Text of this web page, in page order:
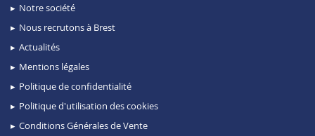
Notre société
Nous recrutons à Brest
Actualités
Mentions légales
Politique de confidentialité
Politique d'utilisation des cookies
Conditions Générales de Vente